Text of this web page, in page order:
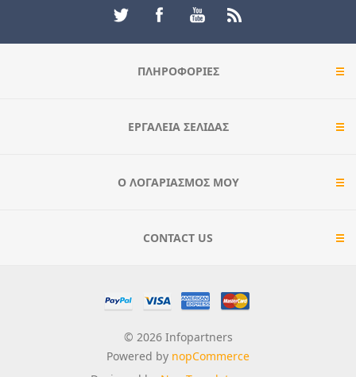
ΠΛΗΡΟΦΟΡΊΕΣ
ΕΡΓΑΛΕΊΑ ΣΕΛΊΔΑΣ
Ο ΛΟΓΑΡΙΑΣΜΌΣ ΜΟΥ
CONTACT US
© 2026 Infopartners
Powered by nopCommerce